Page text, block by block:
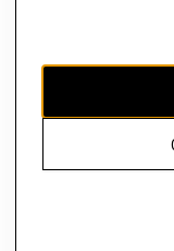
Uruguay ($U)